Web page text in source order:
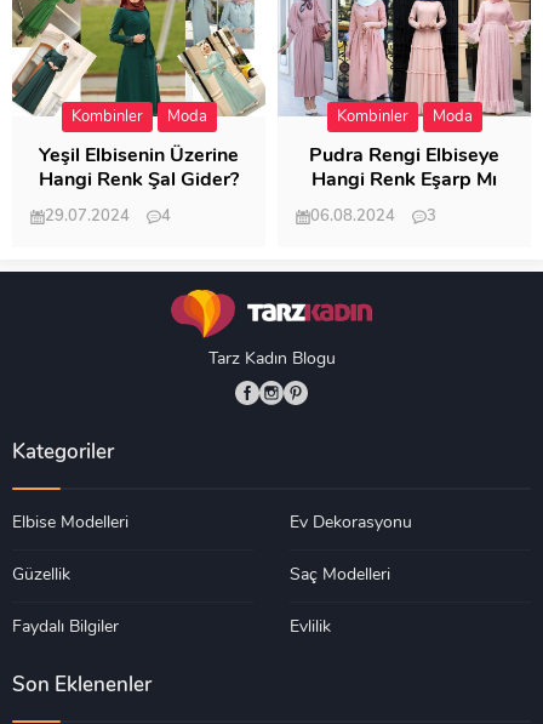
Kombinler Moda
Yeşil Elbisenin Üzerine
Hangi Renk Şal Gider?
29.07.2024
4
Kombinler Moda
Pudra Rengi Elbiseye
Hangi Renk Eşarp Mı
Dedi Birisi
06.08.2024
3
Tarz Kadın Blogu
Kategoriler
Elbise Modelleri Ev Dekorasyonu
Güzellik Saç Modelleri
Faydalı Bilgiler Evlilik
Son Eklenenler